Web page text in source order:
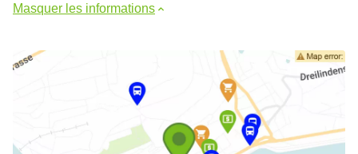
Masquer les informations